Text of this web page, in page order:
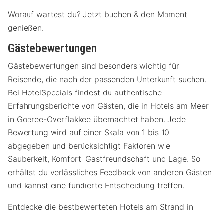
Worauf wartest du? Jetzt buchen & den Moment
genießen.
Gästebewertungen
Gästebewertungen sind besonders wichtig für
Reisende, die nach der passenden Unterkunft suchen.
Bei HotelSpecials findest du authentische
Erfahrungsberichte von Gästen, die in Hotels am Meer
in Goeree-Overflakkee übernachtet haben. Jede
Bewertung wird auf einer Skala von 1 bis 10
abgegeben und berücksichtigt Faktoren wie
Sauberkeit, Komfort, Gastfreundschaft und Lage. So
erhältst du verlässliches Feedback von anderen Gästen
und kannst eine fundierte Entscheidung treffen.
Entdecke die bestbewerteten Hotels am Strand in